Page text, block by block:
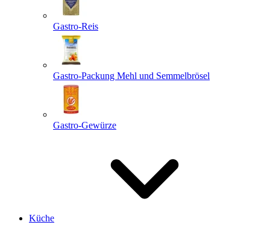
Gastro-Reis
Gastro-Packung Mehl und Semmelbrösel
Gastro-Gewürze
Küche